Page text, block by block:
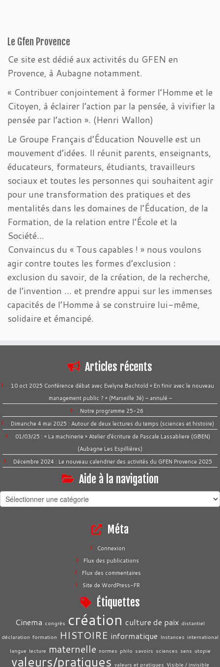
Le Gfen Provence
Ce site est dédié aux activités du GFEN en
Provence, à Aubagne notamment.
« Contribuer conjointement à former l’Homme et le
Citoyen, à éclairer l’action par la pensée, à vivifier la
pensée par l’action ». (Henri Wallon)
Le Groupe Français d’Éducation Nouvelle est un
mouvement d’idées. Il réunit parents, enseignants,
éducateurs, formateurs, étudiants, travailleurs
sociaux et toutes les personnes qui souhaitent agir
pour une transformation des pratiques et des
mentalités dans les domaines de l’Éducation, de la
Formation, de la relation entre l’École et la
Société…
Convaincus du « Tous capables ! » nous voulons
agir contre toutes les formes d’exclusion :
exclusion du savoir, de la création, de la recherche,
de l’invention … et prendre appui sur les immenses
capacités de l’Homme à se construire lui-même,
solidaire et émancipé.
Articles récents
10 oct 2025 Conférence débat avec Evelyne Bechtold « En finir avec le nouveau
management public ? » (Marseille 3è) – annulé –
Notre programme 25-26
Dimanche 4 mai 2025 : Autour de deux lectures du temps (sciences et histoire)
01/03/25 : « La machinerie » Atelier d’écriture de Pascale Lassabliere (GBEN)
(Aubagne Les Espillières)
Décembre 2024 : Le nouveau calendrier des activités du GFEN Provence 2025
Aide à la navigation
Aide
à
Méta
Connexion
Flux des publications
Flux des commentaires
Site de WordPress-FR
Étiquettes
Cinema congrès création culture de paix distantiel
déclaration formation HISTOIRE informatique Instances international
langue lecture maternelle normes philo savoirs sciences sens utopie
valeurs/pratiques valeurs et pratiques Visible / invisible